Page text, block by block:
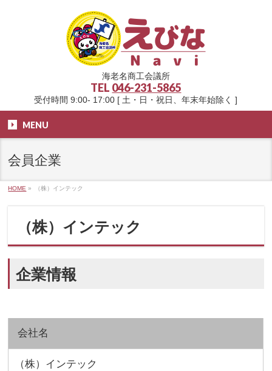
海老名商工会議所
TEL 046-231-5865
受付時間 9:00- 17:00 [ 土・日・祝日、年末年始除く ]
MENU
会員企業
HOME » （株）インテック
（株）インテック
企業情報
会社名
（株）インテック